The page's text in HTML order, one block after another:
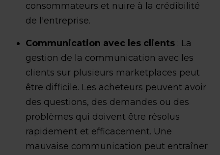
consommateurs et nuire à la crédibilité
de l'entreprise.
Communication avec les clients : La
gestion de la communication avec les
clients sur plusieurs marketplaces peut
être difficile. Les acheteurs peuvent avoir
des questions, des demandes ou des
problèmes qui doivent être résolus
rapidement et efficacement. Une
mauvaise communication peut entraîner